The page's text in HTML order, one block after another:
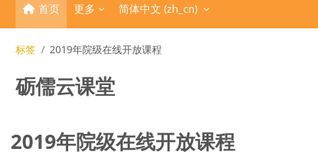
课
程
或
首页 更多 简体中文 ‎(zh_cn)‎
标签 2019年院级在线开放课程
砺儒云课堂
2019年院级在线开放课程